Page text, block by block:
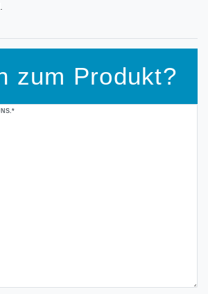
zum Produkt?